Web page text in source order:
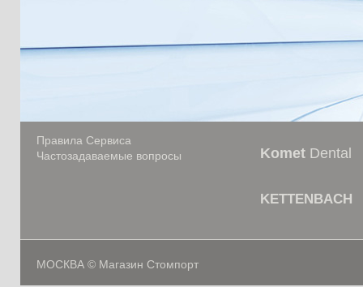
Правила Сервиса
Частозадаваемые вопросы
Komet Dental
KETTENBACH
МОСКВА © Магазин Стомпорт